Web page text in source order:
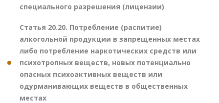
специального разрешения (лицензии)
Статья 20.20. Потребление (распитие)
алкогольной продукции в запрещенных местах
либо потребление наркотических средств или
психотропных веществ, новых потенциально
опасных психоактивных веществ или
одурманивающих веществ в общественных
местах